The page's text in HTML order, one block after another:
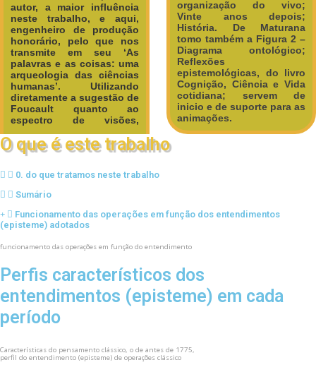
autor, a maior influência
neste trabalho, e aqui,
engenheiro de produção
honorário, pelo que nos
transmite em seu ‘As
palavras e as coisas: uma
arqueologia das ciências
humanas’.
Utilizando
diretamente a sugestão de
Foucault quanto ao
espectro de visões,
organização do vivo;
Vinte anos depois;
História. De Maturana
tomo também a Figura 2 –
Diagrama ontológico;
Reflexões
epistemológicas, do livro
Cognição, Ciência e Vida
cotidiana; servem de
inicio e de suporte para as
animações.
O que é este trabalho
0. do que tratamos neste trabalho
Sumário
Funcionamento das operações em função dos entendimentos
(episteme) adotados
funcionamento das operações em função do entendimento
Perfis característicos dos
entendimentos (episteme) em cada
período
Características do pensamento clássico, o de antes de 1775,
perfil do entendimento (episteme) de operações clássico